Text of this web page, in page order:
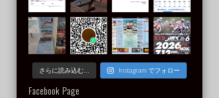
さらに読み込む... Instagram でフォロー
Facebook Page